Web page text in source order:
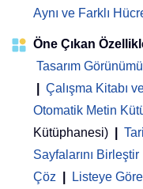
Aynı ve Farklı
Öne Çıkan
Tasarım Görünümü
Çalışma Kitabı
Otomatik Metin
Kütüphanesi)
Sayfalarını Birleştir
Çöz
Listeye